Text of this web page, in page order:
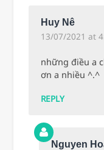
Huy Nê
13/07/2021 at
những điều a
ơn a nhiều ^.^
REPLY
Nguyen